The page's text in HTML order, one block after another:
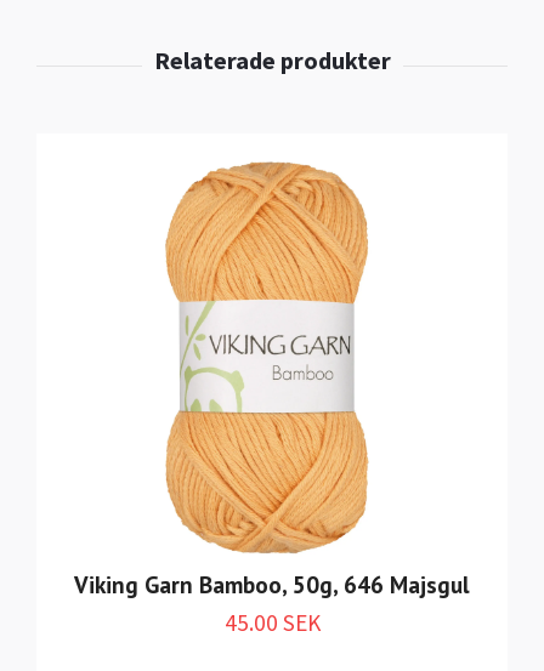
Viking Garn Bamboo, 50g, 646 Majsgul
45.00 SEK